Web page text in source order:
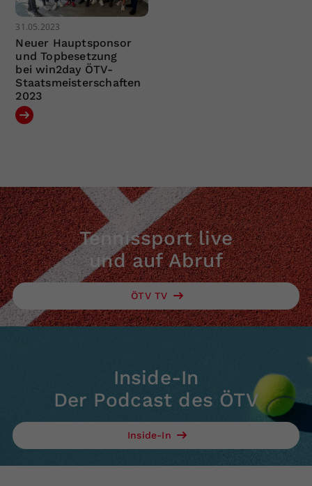
31.05.2023
Neuer Hauptsponsor
und Topbesetzung
bei win2day ÖTV-
Staatsmeisterschaften
2023
Tennissport live
und auf Abruf
ÖTV TV
Inside-In
Der Podcast des ÖTV
Inside-In